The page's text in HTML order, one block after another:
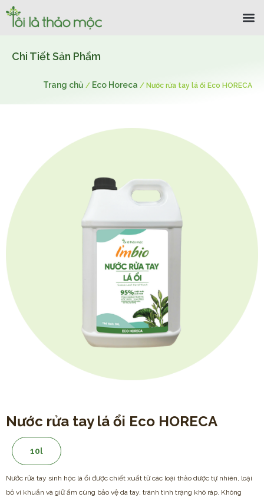
Chi Tiết Sản Phẩm
Trang chủ / Eco Horeca / Nước rửa tay lá ổi Eco HORECA
Nước rửa tay lá ổi Eco HORECA
10l
Nước rửa tay sinh học lá ổi được chiết xuất từ các loại thảo dược tự nhiên, loại
bỏ vi khuẩn và giữ ấm cùng bảo vệ da tay, tránh tình trạng khô ráp. Không